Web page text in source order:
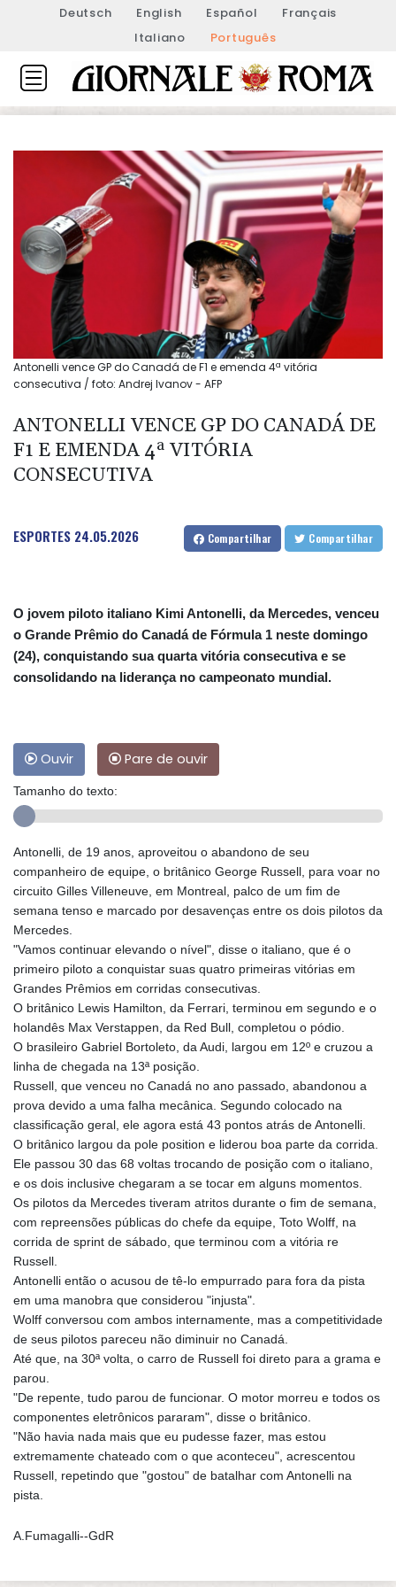
Deutsch English Español
Français
Italiano
Português
Antonelli vence GP do Canadá de F1 e emenda 4ª vitória
consecutiva / foto: Andrej Ivanov - AFP
ANTONELLI VENCE GP DO CANADÁ DE
F1 E EMENDA 4ª VITÓRIA
CONSECUTIVA
ESPORTES 24.05.2026 Compartilhar Compartilhar
O jovem piloto italiano Kimi Antonelli, da Mercedes, venceu
o Grande Prêmio do Canadá de Fórmula 1 neste domingo
(24), conquistando sua quarta vitória consecutiva e se
consolidando na liderança no campeonato mundial.
Ouvir Pare de ouvir
Tamanho do texto:
Antonelli, de 19 anos, aproveitou o abandono de seu
companheiro de equipe, o britânico George Russell, para voar no
circuito Gilles Villeneuve, em Montreal, palco de um fim de
semana tenso e marcado por desavenças entre os dois pilotos da
Mercedes.
"Vamos continuar elevando o nível", disse o italiano, que é o
primeiro piloto a conquistar suas quatro primeiras vitórias em
Grandes Prêmios em corridas consecutivas.
O britânico Lewis Hamilton, da Ferrari, terminou em segundo e o
holandês Max Verstappen, da Red Bull, completou o pódio.
O brasileiro Gabriel Bortoleto, da Audi, largou em 12º e cruzou a
linha de chegada na 13ª posição.
Russell, que venceu no Canadá no ano passado, abandonou a
prova devido a uma falha mecânica. Segundo colocado na
classificação geral, ele agora está 43 pontos atrás de Antonelli.
O britânico largou da pole position e liderou boa parte da corrida.
Ele passou 30 das 68 voltas trocando de posição com o italiano,
e os dois inclusive chegaram a se tocar em alguns momentos.
Os pilotos da Mercedes tiveram atritos durante o fim de semana,
com repreensões públicas do chefe da equipe, Toto Wolff, na
corrida de sprint de sábado, que terminou com a vitória re
Russell.
Antonelli então o acusou de tê-lo empurrado para fora da pista
em uma manobra que considerou "injusta".
Wolff conversou com ambos internamente, mas a competitividade
de seus pilotos pareceu não diminuir no Canadá.
Até que, na 30ª volta, o carro de Russell foi direto para a grama e
parou.
"De repente, tudo parou de funcionar. O motor morreu e todos os
componentes eletrônicos pararam", disse o britânico.
"Não havia nada mais que eu pudesse fazer, mas estou
extremamente chateado com o que aconteceu", acrescentou
Russell, repetindo que "gostou" de batalhar com Antonelli na
pista.
A.Fumagalli--GdR